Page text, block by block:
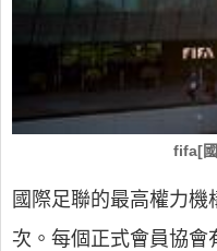
fifa[
國際足聯的最高權力
次。每個正式會員協